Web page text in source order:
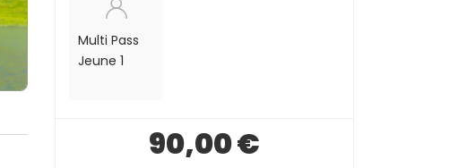
Multi Pass
Jeune 1
90,00 €